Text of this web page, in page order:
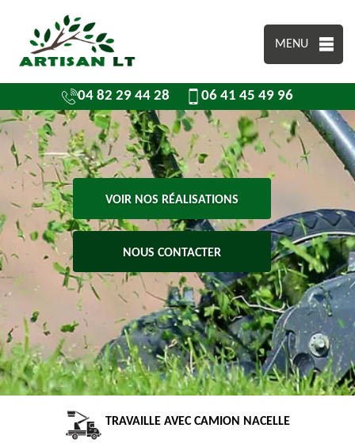
MENU
04 82 29 44 28 06 41 45 49 96
VOIR NOS RÉALISATIONS
NOUS CONTACTER
TRAVAILLE AVEC CAMION NACELLE